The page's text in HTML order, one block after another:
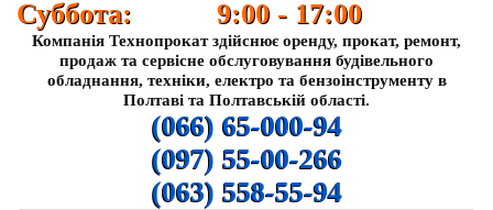
Суббота: 9:00 - 17:00
Компанія Технопрокат здійснює оренду, прокат, ремонт,
продаж та сервісне обслуговування будівельного
обладнання, техніки, електро та бензоінструменту в
Полтаві та Полтавській області.
(066) 65-000-94
(097) 55-00-266
(063) 558-55-94